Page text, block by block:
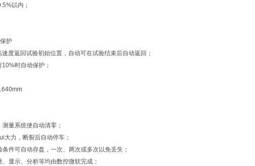
以内；
护
度返回试验初始位置，自动可在试验结束后自动返回；
时自动保护；
量系统便自动清零；
大力，断裂后自动停车；
件可自动存盘，一次、两次或多次以免丢失；
显示、分析等均由数控微软完成；